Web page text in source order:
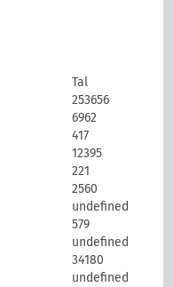
Tal
253656
6962
417
12395
221
2560
undefined
579
undefined
34180
undefined